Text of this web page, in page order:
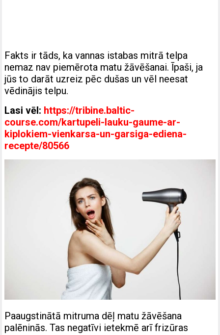
Fakts ir tāds, ka vannas istabas mitrā telpa
nemaz nav piemērota matu žāvēšanai. Īpaši, ja
jūs to darāt uzreiz pēc dušas un vēl neesat
vēdinājis telpu.
Lasi vēl: https://tribine.baltic-
course.com/kartupeli-lauku-gaume-ar-
kiplokiem-vienkarsa-un-garsiga-ediena-
recepte/80566
Paaugstinātā mitruma dēļ matu žāvēšana
palēninās. Tas negatīvi ietekmē arī frizūras